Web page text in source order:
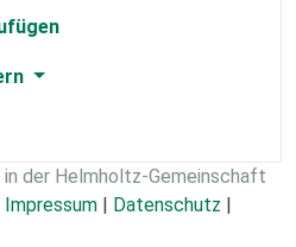
der Helmholtz-Gemeinschaft
Impressum | Datenschutz |